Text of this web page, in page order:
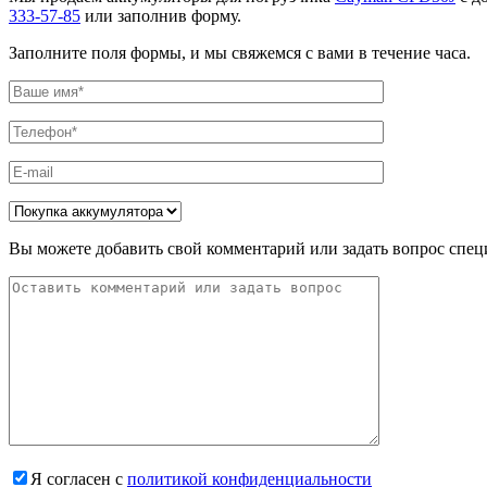
333-57-85 или заполнив форму.
Заполните поля формы, и мы свяжемся с вами в течение часа.
Вы можете добавить свой комментарий или задать вопрос
Я согласен с политикой конфиденциальности